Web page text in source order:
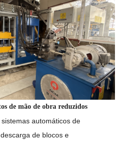
de mão de obra reduzidos
automáticos de
de blocos e